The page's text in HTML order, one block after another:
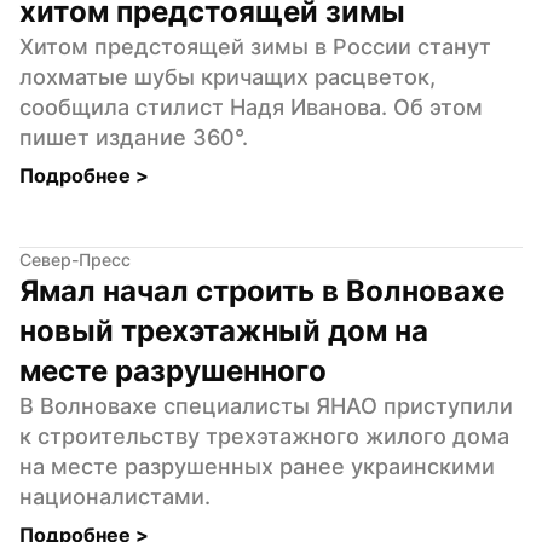
хитом предстоящей зимы
Хитом предстоящей зимы в России станут
лохматые шубы кричащих расцветок,
сообщила стилист Надя Иванова. Об этом
пишет издание 360°.
Подробнее >
Север-Пресс
Ямал начал строить в Волновахе
новый трехэтажный дом на
месте разрушенного
В Волновахе специалисты ЯНАО приступили
к строительству трехэтажного жилого дома
на месте разрушенных ранее украинскими
националистами.
Подробнее >